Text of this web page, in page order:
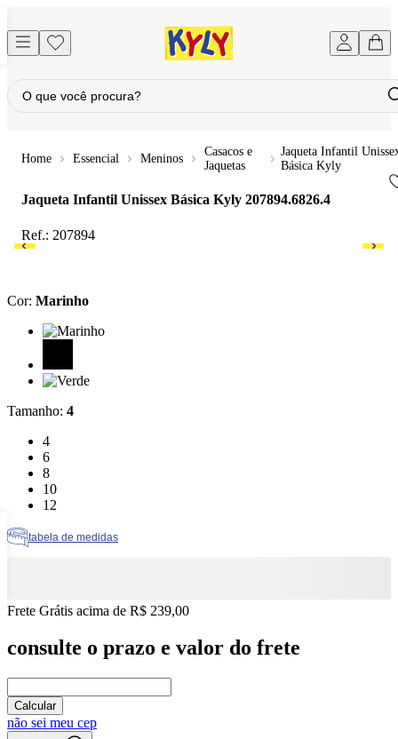
Essencial Meninos
Casacos e
Jaquetas
Jaqueta Infantil
Básica Kyly
Jaqueta Infantil Unissex Básica Kyly 207894.6826.4
Ref.: 207894
Cor: Marinho
Cor: Marinho
Cor: Verde
Tamanho: 4
Tamanho: 4
4
Tamanho: 6
6
Tamanho: 8
8
Tamanho: 10
10
Tamanho: 12
12
tabela de medidas
Frete Grátis acima de R$ 239,00
consulte o prazo e valor do frete
Calcular
não sei meu cep